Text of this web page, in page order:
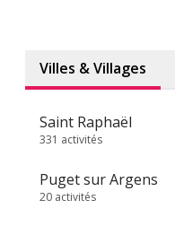
Villes & Villages
Saint Raphaël
331 activités
Puget sur Argens
20 activités